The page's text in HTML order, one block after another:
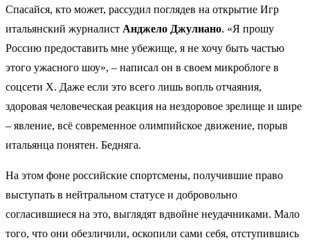
Спасайся, кто может, рассудил поглядев на открытие Игр
итальянский журналист Анджело Джулиано. «Я прошу
Россию предоставить мне убежище, я не хочу быть частью
этого ужасного шоу», – написал он в своем микроблоге в
соцсети X. Даже если это всего лишь вопль отчаяния,
здоровая человеческая реакция на нездоровое зрелище и шире
– явление, всё современное олимпийское движение, порыв
итальянца понятен. Бедняга.
На этом фоне российские спортсмены, получившие право
выступать в нейтральном статусе и добровольно
согласившиеся на это, выглядят вдвойне неудачниками. Мало
того, что они обезличили, оскопили сами себя, отступившись